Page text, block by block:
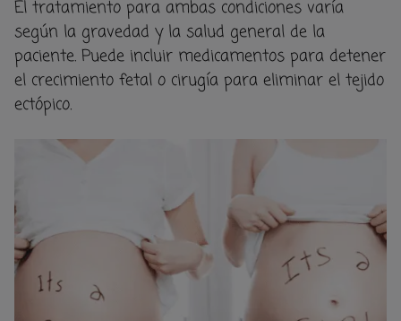
El tratamiento para ambas condiciones varía
según la gravedad y la salud general de la
paciente. Puede incluir medicamentos para detener
el crecimiento fetal o cirugía para eliminar el tejido
ectópico.